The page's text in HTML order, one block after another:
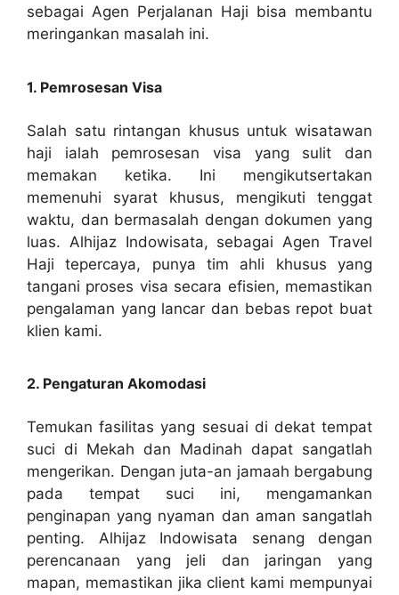
sebagai Agen Perjalanan Haji bisa membantu
meringankan masalah ini.
1. Pemrosesan Visa
Salah satu rintangan khusus untuk wisatawan
haji ialah pemrosesan visa yang sulit dan
memakan ketika. Ini mengikutsertakan
memenuhi syarat khusus, mengikuti tenggat
waktu, dan bermasalah dengan dokumen yang
luas. Alhijaz Indowisata, sebagai Agen Travel
Haji tepercaya, punya tim ahli khusus yang
tangani proses visa secara efisien, memastikan
pengalaman yang lancar dan bebas repot buat
klien kami.
2. Pengaturan Akomodasi
Temukan fasilitas yang sesuai di dekat tempat
suci di Mekah dan Madinah dapat sangatlah
mengerikan. Dengan juta-an jamaah bergabung
pada tempat suci ini, mengamankan
penginapan yang nyaman dan aman sangatlah
penting. Alhijaz Indowisata senang dengan
perencanaan yang jeli dan jaringan yang
mapan, memastikan jika client kami mempunyai